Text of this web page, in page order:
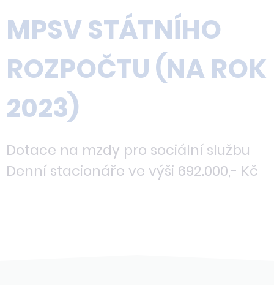
MPSV STÁTNÍHO
ROZPOČTU (NA ROK
2023)
Dotace na mzdy pro sociální službu
Denní stacionáře ve výši 692.000,- Kč